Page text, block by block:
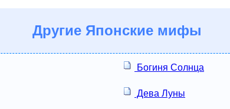
ДругиеЯпонские мифы
Богиня Солнца
Дева Луны